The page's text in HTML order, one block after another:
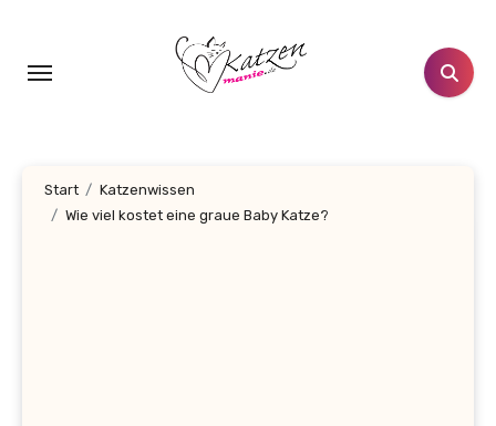
springen
Start
Katzenwissen
Wie viel kostet eine graue Baby Katze?